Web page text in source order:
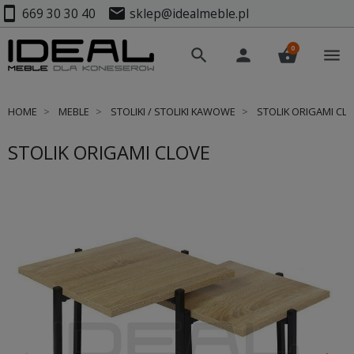
smartphone 669 30 30 40 mail sklep@idealmeble.pl
search person shopping_basket
0 menu
HOME MEBLE STOLIKI / STOLIKI KAWOWE STOLIK ORIGAMI
STOLIK ORIGAMI CLOVE